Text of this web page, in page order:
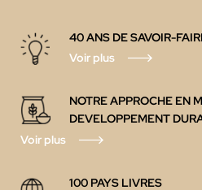
40 ANS DE SAVOIR-
Voir plus
NOTRE APPROCHE EN
DEVELOPPEMENT
Voir plus
100 PAYS LIVRES